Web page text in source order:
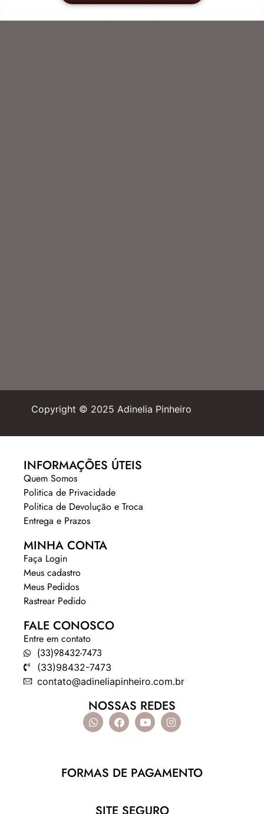
Copyright © 2025 Adinelia Pinheiro
INFORMAÇÕES ÚTEIS
Quem Somos
Politica de Privacidade
Politica de Devolução e Troca
Entrega e Prazos
MINHA CONTA
Faça Login
Meus cadastro
Meus Pedidos
Rastrear Pedido
FALE CONOSCO
Entre em contato
(33)98432-7473
(33)98432-7473
contato@adineliapinheiro.com.br
NOSSAS REDES
FORMAS DE PAGAMENTO